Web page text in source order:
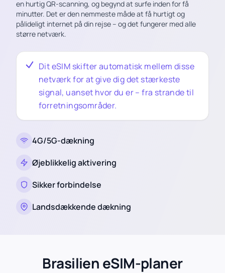
en hurtig QR-scanning, og begynd at surfe inden for få
minutter. Det er den nemmeste måde at få hurtigt og
pålideligt internet på din rejse – og det fungerer med alle
større netværk.
Dit eSIM skifter automatisk mellem disse
netværk for at give dig det stærkeste
signal, uanset hvor du er – fra strande til
forretningsområder.
4G/5G-dækning
Øjeblikkelig aktivering
Sikker forbindelse
Landsdækkende dækning
Brasilien eSIM-planer